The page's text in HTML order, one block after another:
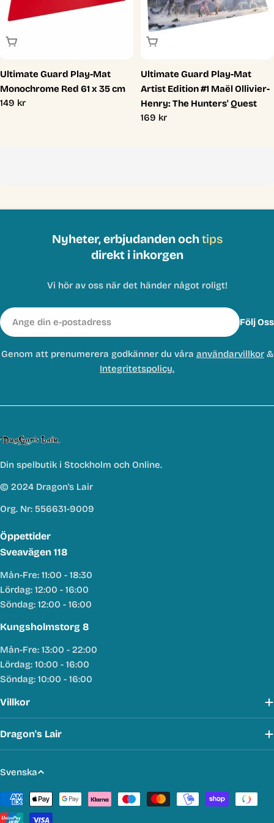
Slutsåld
Ultimate Guard Play-Mat
Monochrome Red 61 x 35 cm
Ordinarie
149 kr
Slutsåld
Ultimate Guard Play-Mat
Artist Edition #1 Maël Ollivier-
Henry: The Hunters' Quest
Ordinarie
169 kr
Nyheter, erbjudanden ochtips
direkt i inkorgen
Vi hör av oss när det händer något roligt!
E-
post
Följ Oss
Genom att prenumerera godkänner du våra användarvillkor&
Integritetspolicy.
Din spelbutik i Stockholm och Online.
© 2024 Dragon's Lair
Org. Nr: 556631-9009
Öppettider
Sveavägen 118
Mån-Fre: 11:00 - 18:30
Lördag: 12:00 - 16:00
Söndag: 12:00 - 16:00
Kungsholmstorg 8
Mån-Fre: 13:00 - 22:00
Lördag: 10:00 - 16:00
Söndag: 10:00 - 16:00
Villkor
Dragon's Lair
S
p
r
å
Svenska
Betalmetoder